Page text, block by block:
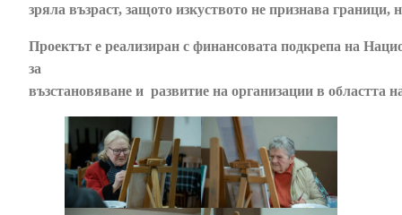
зряла възраст, защото изкуството не признава граници,
Проектът е реализиран с финансовата подкрепа на
за
възстановяване и развитие на организации в областта